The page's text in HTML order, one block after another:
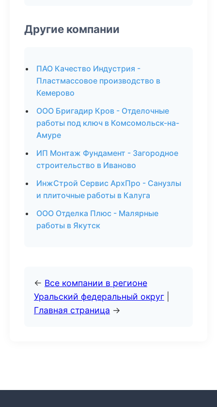
Другие компании
ПАО Качество Индустрия -
Пластмассовое производство в
Кемерово
ООО Бригадир Кров - Отделочные
работы под ключ в Комсомольск-на-
Амуре
ИП Монтаж Фундамент - Загородное
строительство в Иваново
ИнжСтрой Сервис АрхПро - Санузлы
и плиточные работы в Калуга
ООО Отделка Плюс - Малярные
работы в Якутск
← Все компании в регионе
Уральский федеральный округ
Главная страница →